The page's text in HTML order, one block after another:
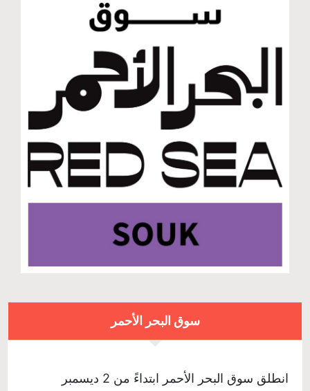
سوق البحر الأحمر
انطلق سوق البحر الأحمر ابتداءً من 2 ديسمبر